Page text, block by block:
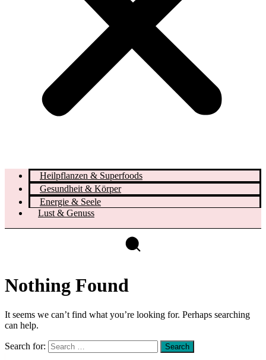
Heilpflanzen & Superfoods
Gesundheit & Körper
Energie & Seele
Lust & Genuss
Nothing Found
It seems we can’t find what you’re looking for. Perhaps searching
can help.
Search for: